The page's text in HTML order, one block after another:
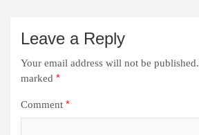
Leave a Reply
Your email address will not be published.
marked *
Comment *